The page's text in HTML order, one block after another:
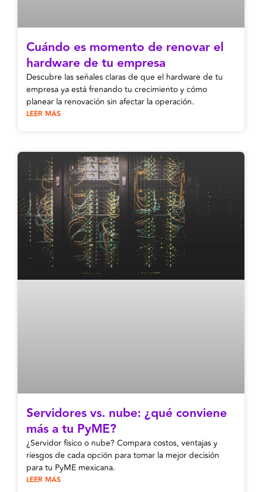
Cuándo es momento de renovar el
hardware de tu empresa
Descubre las señales claras de que el hardware de tu
empresa ya está frenando tu crecimiento y cómo
planear la renovación sin afectar la operación.
LEER MÁS
Servidores vs. nube: ¿qué conviene
más a tu PyME?
¿Servidor físico o nube? Compara costos, ventajas y
riesgos de cada opción para tomar la mejor decisión
para tu PyME mexicana.
LEER MÁS